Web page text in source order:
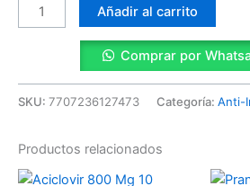
Añadir al carrito
Comprar por
SKU: 7707236127473 Categoría: Anti-
Productos relacionados